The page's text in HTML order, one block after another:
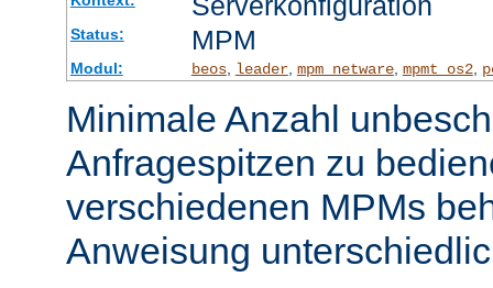
Status: MPM
Modul: beos, leader, mpm_netware, mpmt_os2,
Minimale Anzahl
Anfragespitzen zu
verschiedenen MPMs
Anweisung